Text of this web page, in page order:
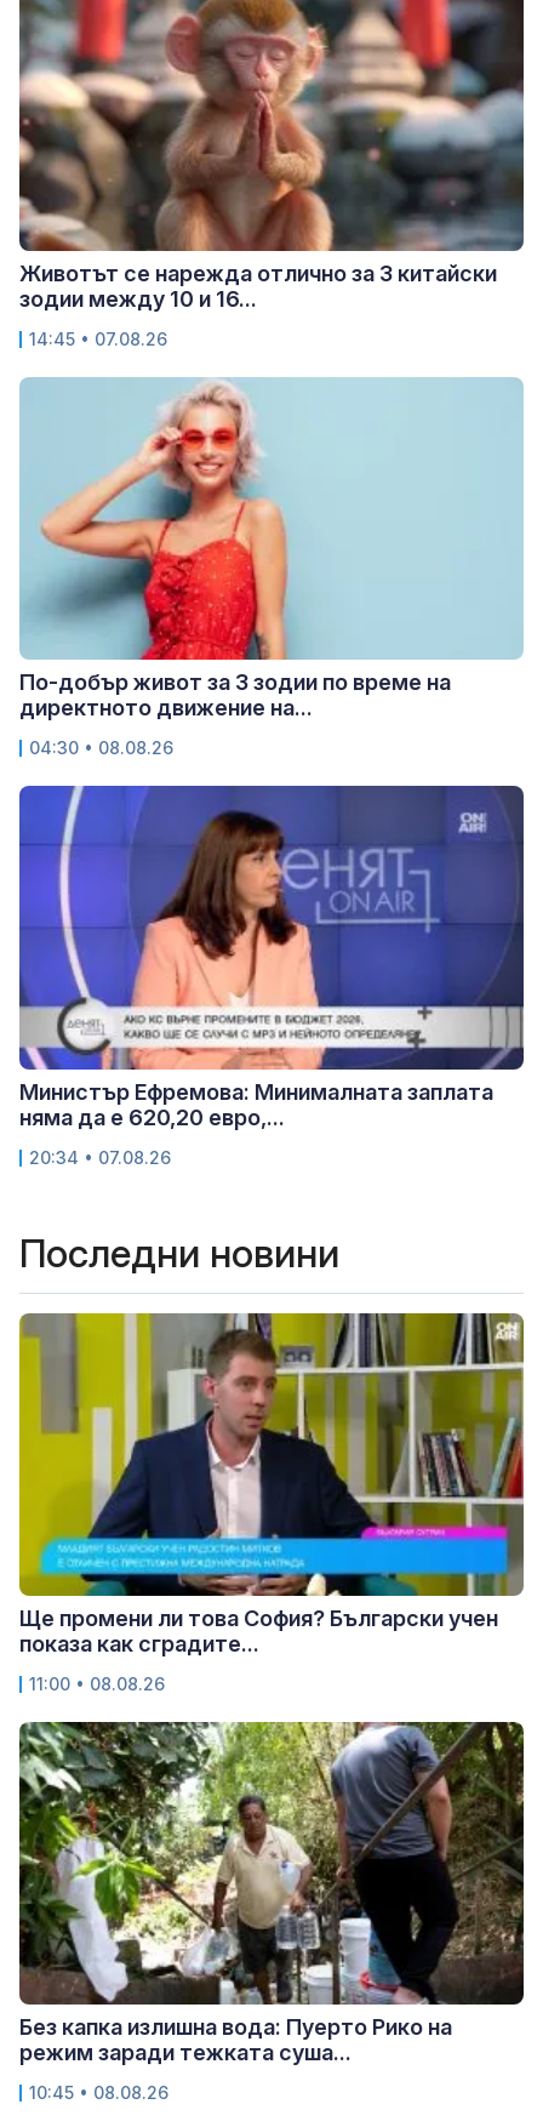
Животът се нарежда отлично за 3 китайски
зодии между 10 и 16...
14:45 • 07.08.26
По-добър живот за 3 зодии по време на
директното движение на...
04:30 • 08.08.26
Министър Ефремова: Минималната заплата
няма да е 620,20 евро,...
20:34 • 07.08.26
Последни новини
Ще промени ли това София? Български учен
показа как сградите...
11:00 • 08.08.26
Без капка излишна вода: Пуерто Рико на
режим заради тежката суша...
10:45 • 08.08.26